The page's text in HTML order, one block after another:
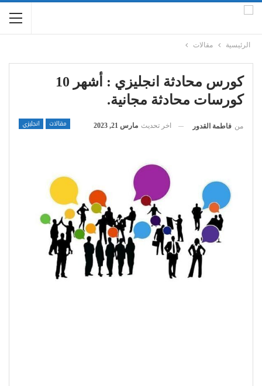
الرئيسية مقالات
كورس محادثة انجليزي : أشهر 10
كورسات محادثة مجانية.
مقالات انجليزي من فاطمة القدور اخر تحديث مارس 21, 2023